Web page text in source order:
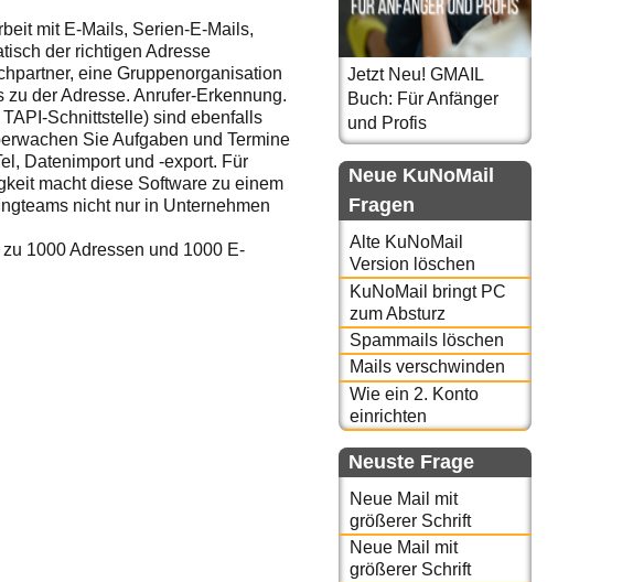
mit E-Mails, Serien-E-Mails,
der richtigen Adresse
eine Gruppenorganisation
der Adresse. Anrufer-Erkennung.
Schnittstelle) sind ebenfalls
Sie Aufgaben und Termine
Datenimport und -export. Für
macht diese Software zu einem
nicht nur in Unternehmen
1000 Adressen und 1000 E-
Jetzt Neu! GMAIL
Buch: Für Anfänger
und Profis
Neue KuNoMail
Fragen
Alte KuNoMail
Version löschen
KuNoMail bringt PC
zum Absturz
Spammails löschen
Mails verschwinden
Wie ein 2. Konto
einrichten
Neuste Frage
Neue Mail mit
größerer Schrift
Neue Mail mit
größerer Schrift